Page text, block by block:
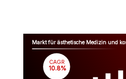
Markt für ästhetische Medizin und
CAGR
10.8%